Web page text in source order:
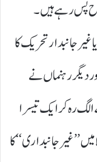
پس رہے ہیں۔
جانبدار تحریک کا
دیگر رہنماں نے
رہ کر ایک تیسرا
جانبداری‘‘ کا